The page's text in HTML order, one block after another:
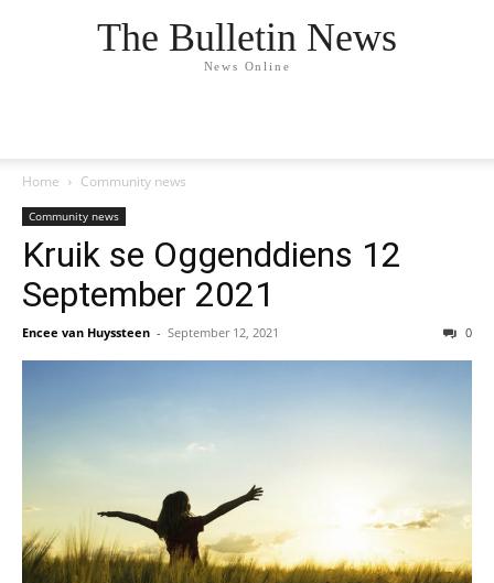
The Bulletin News
News Online
Home Community news
Community news
Kruik se Oggenddiens 12
September 2021
Encee van Huyssteen - September 12, 2021 0